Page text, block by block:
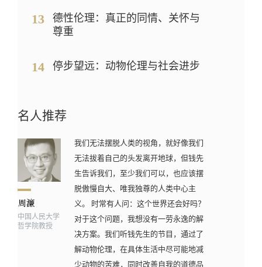
13
德性伦理：真正的同情、关怀与
尊重
14 停步望远：动物伦理与社会进步
名人推荐
中国人民大学
哲学院教授
我们无法摆脱人类的视角，就好像我们
无法拔着自己的头发离开地球，但钱先
生告诉我们，至少我们可以，也应该摆
脱傲慢自大、唯我独尊的人类中心主
义。 时常有人问：这个世界还会好吗？
对于这个问题，我想没有一劳永逸的解
决方案。我们听钱先生的节目，通过了
解动物伦理，在具体生活中尽可能地减
少动物的苦难，同时改善自我的道德品